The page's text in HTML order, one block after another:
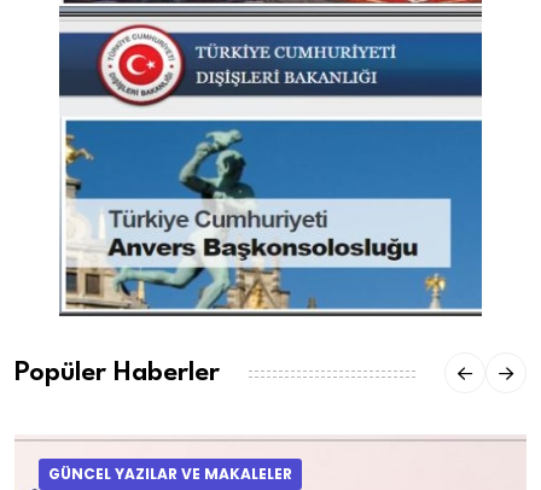
Popüler Haberler
GÜNCEL YAZILAR VE MAKALELER